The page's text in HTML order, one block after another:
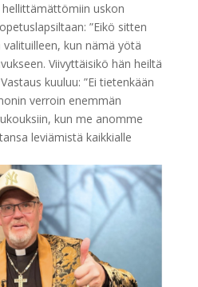
uskon
”Eikö sitten
kun nämä yötä
Viivyttäisikö hän heiltä
kuuluu: ”Ei tietenkään
verroin enemmän
kun me anomme
leviämistä kaikkialle